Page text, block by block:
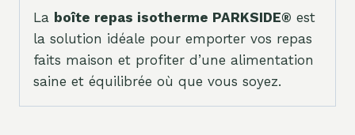
La boîte repas isotherme PARKSIDE® est
la solution idéale pour emporter vos repas
faits maison et profiter d’une alimentation
saine et équilibrée où que vous soyez.